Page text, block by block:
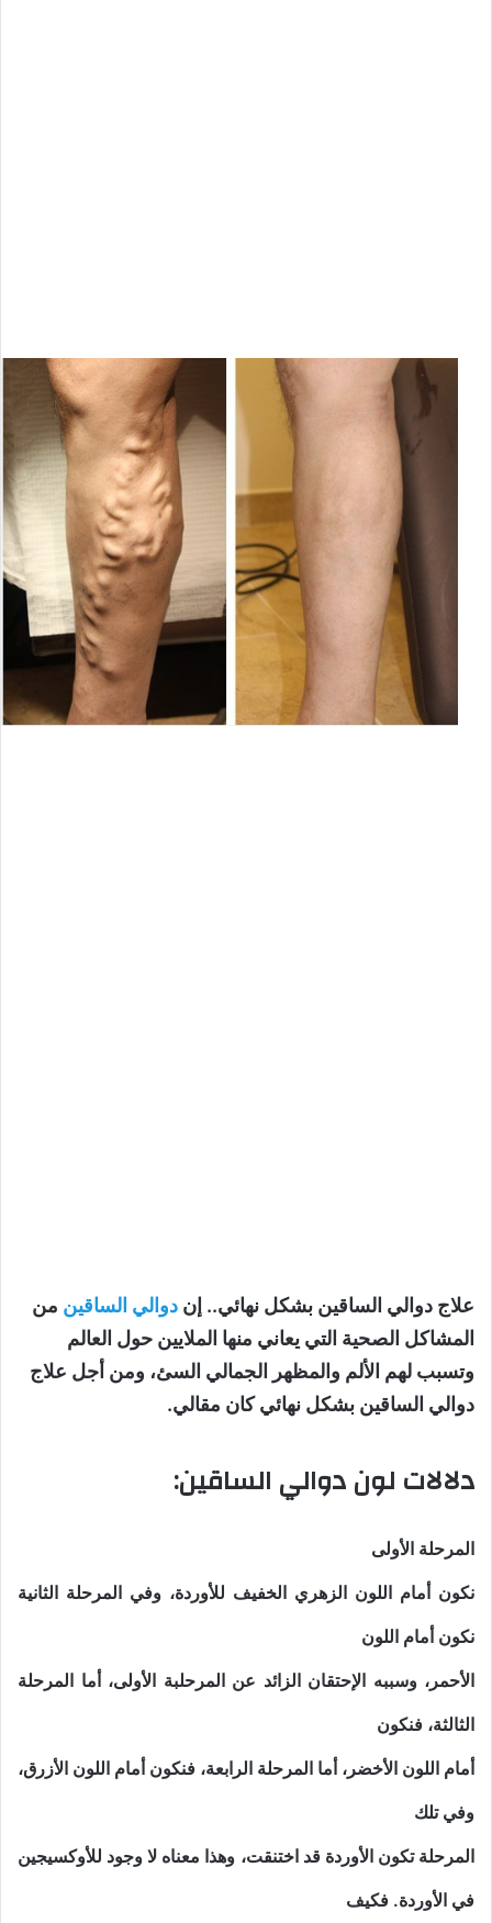
علاج دوالي الساقين بشكل نهائي.. إن دوالي الساقين من
المشاكل الصحية التي يعاني منها الملايين حول العالم
وتسبب لهم الألم والمظهر الجمالي السئ، ومن أجل علاج
دوالي الساقين بشكل نهائي كان مقالي.
دلالات لون دوالي الساقين:
المرحلة الأولى
نكون أمام اللون الزهري الخفيف للأوردة، وفي المرحلة الثانية
نكون أمام اللون
الأحمر، وسببه الإحتقان الزائد عن المرحلبة الأولى، أما المرحلة
الثالثة، فنكون
أمام اللون الأخضر، أما المرحلة الرابعة، فنكون أمام اللون الأزرق،
وفي تلك
المرحلة تكون الأوردة قد اختنقت، وهذا معناه لا وجود للأوكسيجين
في الأوردة. فكيف